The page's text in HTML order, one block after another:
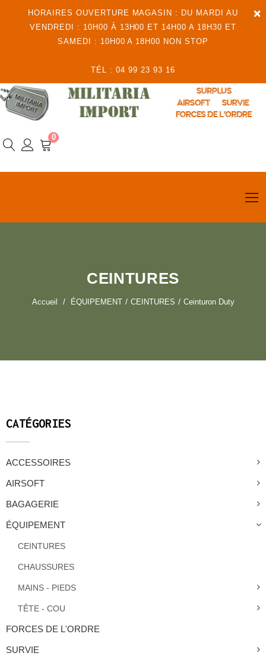
×
HORAIRES OUVERTURE MAGASIN : DU MARDI AU
VENDREDI : 10H00 À 13H00 ET 14H00 A 18H30 ET
SAMEDI : 10H00 A 18H00 NON STOP
TÉL : 04 99 23 93 16
0
CEINTURES
Accueil ÉQUIPEMENT CEINTURES Ceinturon Duty
CATÉGORIES
ACCESSOIRES
AIRSOFT
BAGAGERIE
ÉQUIPEMENT
CEINTURES
CHAUSSURES
MAINS - PIEDS
TÊTE - COU
FORCES DE L'ORDRE
SURVIE